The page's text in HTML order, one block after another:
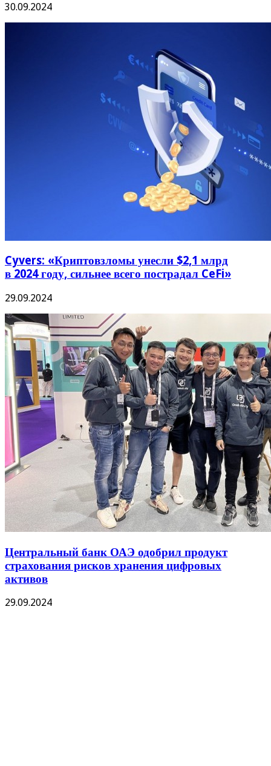
30.09.2024
Cyvers: «Криптовзломы унесли $2,1 млрд
в 2024 году, сильнее всего пострадал CeFi»
29.09.2024
Центральный банк ОАЭ одобрил продукт
страхования рисков хранения цифровых
активов
29.09.2024